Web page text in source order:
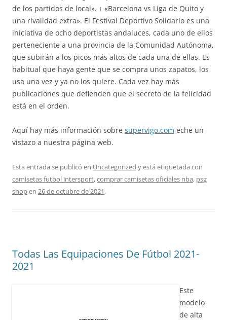
de los partidos de local». ↑ «Barcelona vs Liga de Quito y
una rivalidad extra». El Festival Deportivo Solidario es una
iniciativa de ocho deportistas andaluces, cada uno de ellos
perteneciente a una provincia de la Comunidad Autónoma,
que subirán a los picos más altos de cada una de ellas. Es
habitual que haya gente que se compra unos zapatos, los
usa una vez y ya no los quiere. Cada vez hay más
publicaciones que defienden que el secreto de la felicidad
está en el orden.
Aquí hay más información sobre supervigo.com eche un
vistazo a nuestra página web.
Esta entrada se publicó en Uncategorized y está etiquetada con
camisetas futbol intersport,comprar camisetas oficiales nba, psg
shopen 26 de octubre de 2021.
Todas Las Equipaciones De Fútbol 2021-
2021
Este
modelo
de alta